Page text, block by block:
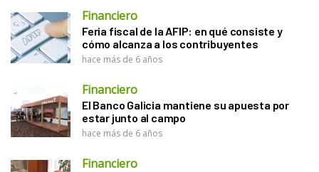
Financiero
Feria fiscal de la AFIP: en qué consiste y
cómo alcanza a los contribuyentes
hace más de 6 años
Financiero
El Banco Galicia mantiene su apuesta por
estar junto al campo
hace más de 6 años
Financiero